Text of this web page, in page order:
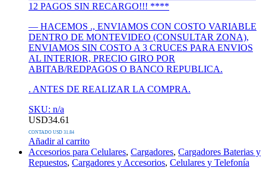
12 PAGOS SIN RECARGO!!! ****
— HACEMOS ., ENVIAMOS CON COSTO VARIABLE
DENTRO DE MONTEVIDEO (CONSULTAR ZONA),
ENVIAMOS SIN COSTO A 3 CRUCES PARA ENVIOS
AL INTERIOR, PRECIO GIRO POR
ABITAB/REDPAGOS O BANCO REPUBLICA.
. ANTES DE REALIZAR LA COMPRA.
SKU: n/a
USD34.61
CONTADO USD 31.84
Añadir al carrito
Accesorios para Celulares, Cargadores, Cargadores Baterias y
Repuestos, Cargadores y Accesorios, Celulares y Telefonía